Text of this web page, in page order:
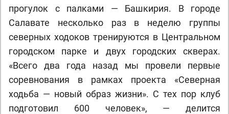
прогулок с палками — Башкирия. В городе
Салавате несколько раз в неделю группы
северных ходоков тренируются в Центральном
городском парке и двух городских скверах.
«Всего два года назад мы провели первые
соревнования в рамках проекта «Северная
ходьба — новый образ жизни». С тех пор клуб
подготовил 600 человек», — делится